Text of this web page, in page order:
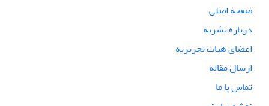
صفحه اصلی
درباره نشریه
اعضای هیات تحریریه
ارسال مقاله
تماس با ما